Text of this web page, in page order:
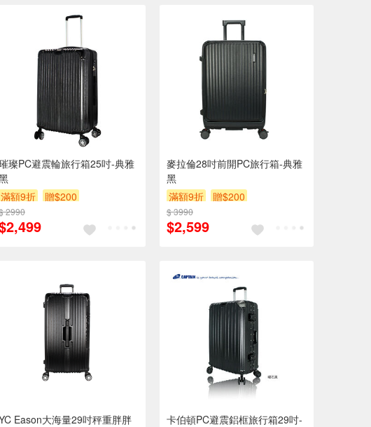
璨PC避震輪旅行箱25吋-典雅
滿額9折
贈$200
2990
麥拉倫28吋前開PC旅行箱-典雅
黑
滿額9折
贈$200
$ 3990
$2,599
Eason大海量29吋秤重胖胖
卡伯頓PC避震鋁框旅行箱29吋-